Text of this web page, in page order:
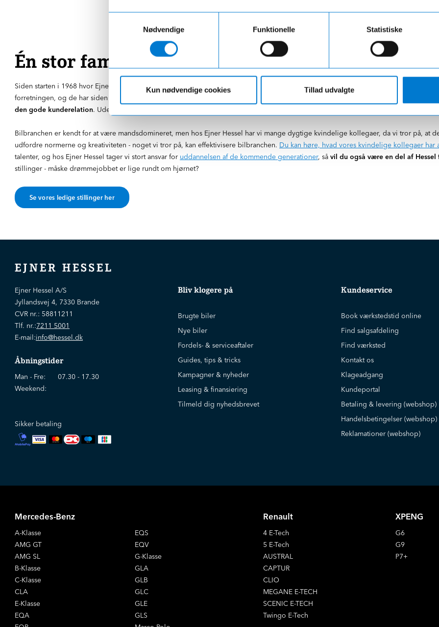
Nødvendige
Funktionelle Statistiske
Kun nødvendige cookies Tillad udvalgte
Én stor familie med plads til alle
Siden starten i 1968 hvor Ejner Hessel startede virksomheden, har den været på familiens hænder. Efter Ejner Hessels alt for tidlige
forretningen, og de har siden da kørt den videre i Ejner Hessels ånd. "Hemmeligheden" - om man vil - bag forretningens succes
den gode kunderelation. Uden medarbejdere der brænder for deres arbejde, så har vi ikke kunne nå dertil, hvor vi er i dag. Derfor
Bilbranchen er kendt for at være mandsdomineret, men hos Ejner Hessel har vi mange dygtige kvindelige kollegaer, da vi tror på, at
udfordre normerne og kreativiteten - noget vi tror på, kan effektivisere bilbranchen. Du kan høre, hvad vores kvindelige kollegaer har
talenter, og hos Ejner Hessel tager vi stort ansvar for uddannelsen af de kommende generationer, så vil du også være en del af Hessel
stillinger - måske drømmejobbet er lige rundt om hjørnet?
Se vores ledige stillinger her
EJNER HESSEL
Ejner Hessel A/S
Jyllandsvej 4, 7330 Brande
CVR nr.: 58811211
Tlf. nr.:7211 5001
E-mail:info@hessel.dk
Åbningstider
Man - Fre:
07.30 - 17.30
Weekend:
Sikker betaling
Bliv klogere på
Brugte biler
Nye biler
Fordels- & serviceaftaler
Guides, tips & tricks
Kampagner & nyheder
Leasing & finansiering
Tilmeld dig nyhedsbrevet
Kundeservice
Book værkstedstid online
Find salgsafdeling
Find værksted
Kontakt os
Klageadgang
Kundeportal
Betaling & levering (webshop)
Handelsbetingelser (webshop)
Reklamationer (webshop)
Mercedes-Benz
A-Klasse
AMG GT
AMG SL
B-Klasse
C-Klasse
CLA
E-Klasse
EQA
EQS
EQV
G-Klasse
GLA
GLB
GLC
GLE
GLS
Renault
4 E-Tech
5 E-Tech
AUSTRAL
CAPTUR
CLIO
MEGANE E-TECH
SCENIC E-TECH
Twingo E-Tech
XPENG
G6
G9
P7+